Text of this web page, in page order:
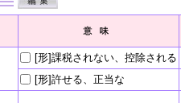
[形]課税されない、控除される
[形]許せる、正当な